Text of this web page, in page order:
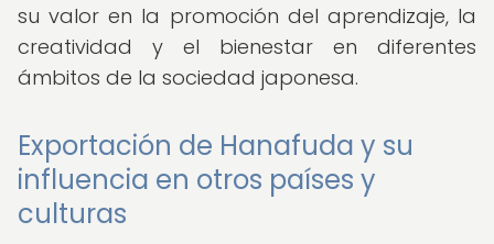
su valor en la promoción del aprendizaje, la
creatividad y el bienestar en diferentes
ámbitos de la sociedad japonesa.
Exportación de Hanafuda y su
influencia en otros países y
culturas